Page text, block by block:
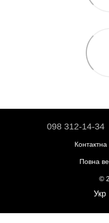
098 312-14-34
Повна
©
Укр